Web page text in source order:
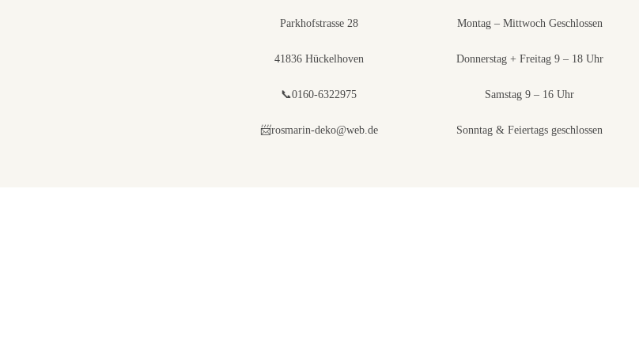
Parkhofstrasse 28
41836 Hückelhoven
📞0160-6322975
📨rosmarin-deko@web.de
Montag – Mittwoch Geschlossen
Donnerstag + Freitag 9 – 18 Uhr
Samstag 9 – 16 Uhr
Sonntag & Feiertags geschlossen